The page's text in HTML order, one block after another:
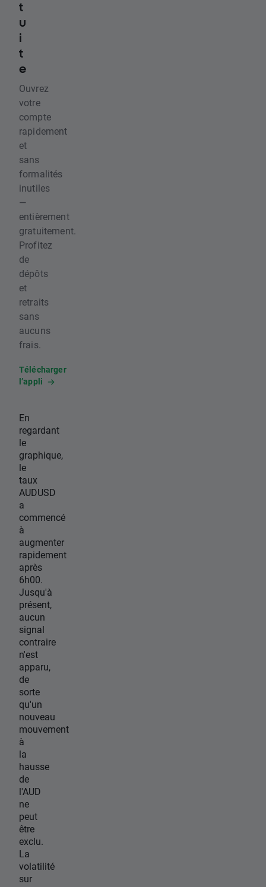
t
u
i
t
e
Ouvrez
votre
compte
rapidement
et
sans
formalités
inutiles
—
entièrement
gratuitement.
Profitez
de
dépôts
et
retraits
sans
aucuns
frais.
Télécharger
l’appli
En
regardant
le
graphique,
le
taux
AUDUSD
a
commencé
à
augmenter
rapidement
après
6h00.
Jusqu'à
présent,
aucun
signal
contraire
n'est
apparu,
de
sorte
qu'un
nouveau
mouvement
à
la
hausse
de
l'AUD
ne
peut
être
exclu.
La
volatilité
sur